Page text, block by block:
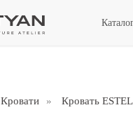
Кровати » Кровать